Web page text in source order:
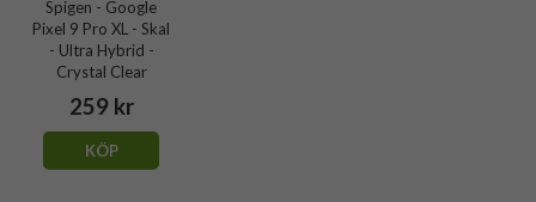
Spigen - Google
Pixel 9 Pro XL - Skal
- Ultra Hybrid -
Crystal Clear
259 kr
KÖP